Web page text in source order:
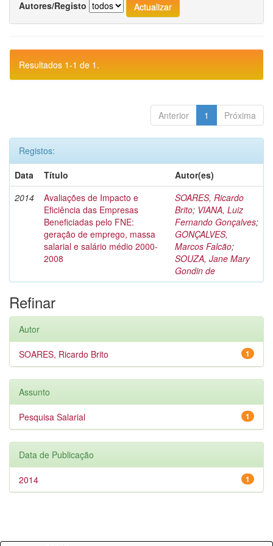
Autores/Registo
Resultados 1-1 de 1.
Anterior 1 Próxima
Registos:
Data
Título
Autor(es)
2014
Avaliações de Impacto e
Eficiência das Empresas
Beneficiadas pelo FNE:
geração de emprego, massa
salarial e salário médio 2000-
2008
SOARES, Ricardo
Brito; VIANA, Luiz
Fernando Gonçalves;
GONÇALVES,
Marcos Falcão;
SOUZA, Jane Mary
Gondin de
Refinar
Autor
1
SOARES, Ricardo Brito
Assunto
1
Pesquisa Salarial
Data de Publicação
1
2014